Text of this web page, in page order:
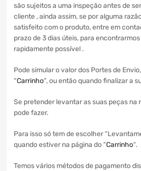
são sujeitos a uma inspeção antes de
cliente , ainda assim, se por alguma
satisfeito com o produto, entre em
prazo de 3 dias úteis, para
rapidamente possível .
Pode simular o valor dos Portes de
“Carrinho“, ou então quando finalizar a
Se pretender levantar as suas peças na
pode fazer.
Para isso só tem de escolher
quando estiver na página do “Carrinho“.
Temos vários métodos de pagamento